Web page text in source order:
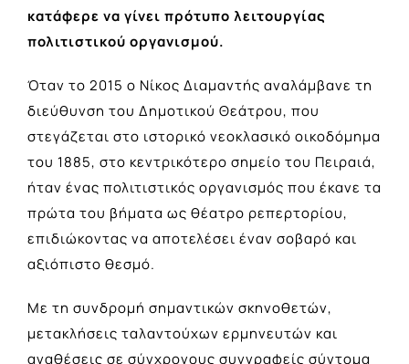
κατάφερε να γίνει πρότυπο λειτουργίας
πολιτιστικού οργανισμού.
Όταν το 2015 ο Νίκος Διαμαντής αναλάμβανε τη
διεύθυνση του Δημοτικού Θεάτρου, που
στεγάζεται στο ιστορικό νεοκλασικό οικοδόμημα
του 1885, στο κεντρικότερο σημείο του Πειραιά,
ήταν ένας πολιτιστικός οργανισμός που έκανε τα
πρώτα του βήματα ως θέατρο ρεπερτορίου,
επιδιώκοντας να αποτελέσει έναν σοβαρό και
αξιόπιστο θεσμό.
Με τη συνδρομή σημαντικών σκηνοθετών,
μετακλήσεις ταλαντούχων ερμηνευτών και
αναθέσεις σε σύγχρονους συγγραφείς σύντομα